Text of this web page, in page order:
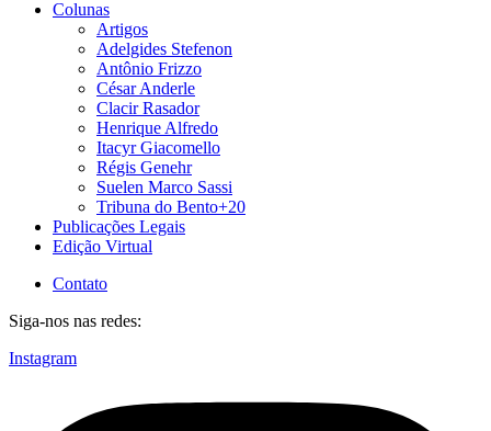
Colunas
Artigos
Adelgides Stefenon
Antônio Frizzo
César Anderle
Clacir Rasador
Henrique Alfredo
Itacyr Giacomello
Régis Genehr
Suelen Marco Sassi
Tribuna do Bento+20
Publicações Legais
Edição Virtual
Contato
Siga-nos nas redes:
Instagram